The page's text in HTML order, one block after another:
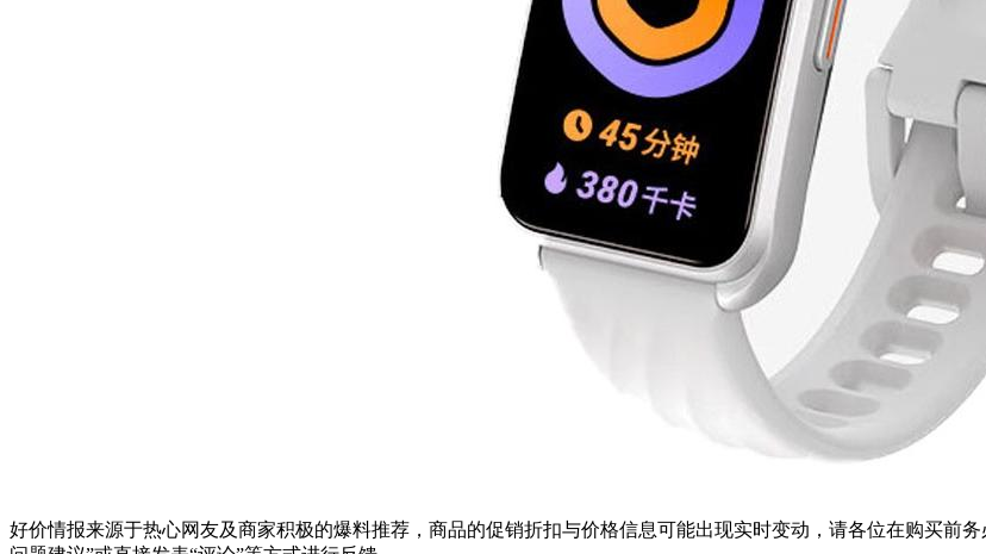
好价情报来源于热心网友及商家积极的爆料推荐，商品的促销折扣与价格信息可能出现实时变动，请各位在购买前